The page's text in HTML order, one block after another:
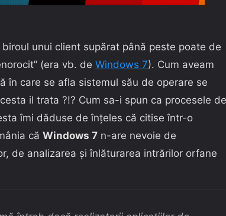
unui client supărat până peste poate de
(era vb. de Windows 7). Cum aveam
în care se afla sistemul său de operare se
il trata ?!? Cum sa-i spun ca procesele de
îmi dăduse de înțeles că citise într-o
că Windows 7 n-are nevoie de
de analizarea și înlăturarea intrărilor orfane